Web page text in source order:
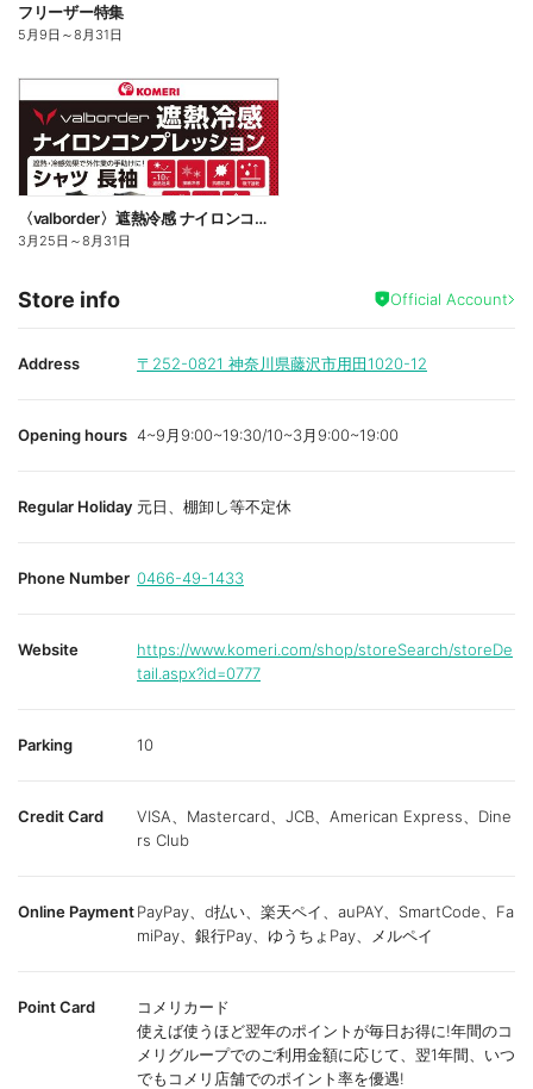
フリーザー特集
5月9日 ～8月31日
〈valborder〉遮熱冷感 ナイロンコンプレッション
3月25日 ～8月31日
Store info Official Account
Address 〒252-0821 神奈川県藤沢市用田1020-12
Opening hours 4~9月9:00~19:30/10~3月9:00~19:00
Regular Holiday 元日、棚卸し等不定休
Phone Number 0466-49-1433
Website
https://www.komeri.com/shop/storeSearch/storeDe
tail.aspx?id=0777
Parking 10
Credit Card
VISA、Mastercard、JCB、American Express、Dine
rs Club
Online PaymentPayPay、d払い、楽天ペイ、auPAY、SmartCode、Fa
miPay、銀行Pay、ゆうちょPay、メルペイ
Point Card
コメリカード
使えば使うほど翌年のポイントが毎日お得に!年間のコ
メリグループでのご利用金額に応じて、翌1年間、いつ
でもコメリ店舗でのポイント率を優遇!